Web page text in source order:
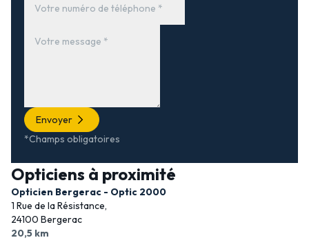
Envoyer
*Champs obligatoires
Opticiens à proximité
Opticien Bergerac - Optic 2000
1 Rue de la Résistance,
24100 Bergerac
20,5 km